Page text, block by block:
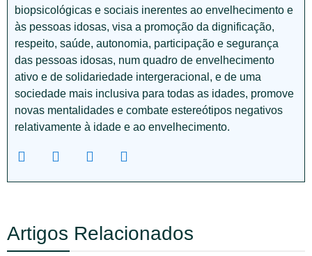
biopsicológicas e sociais inerentes ao envelhecimento e
às pessoas idosas, visa a promoção da dignificação,
respeito, saúde, autonomia, participação e segurança
das pessoas idosas, num quadro de envelhecimento
ativo e de solidariedade intergeracional, e de uma
sociedade mais inclusiva para todas as idades, promove
novas mentalidades e combate estereótipos negativos
relativamente à idade e ao envelhecimento.
Artigos Relacionados